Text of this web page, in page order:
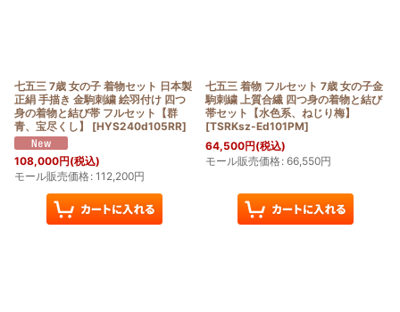
七五三 7歳 女の子 着物セット 日本製
正絹 手描き 金駒刺繍 絵羽付け 四つ
身の着物と結び帯 フルセット【群
青、宝尽くし】
[HYS240d105RR]
108,000円(税込)
モール販売価格: 112,200円
七五三 着物 フルセット 7歳 女の子金
駒刺繍 上質合繊 四つ身の着物と結び
帯セット【水色系、ねじり梅】
[TSRKsz-Ed101PM]
64,500円(税込)
モール販売価格: 66,550円